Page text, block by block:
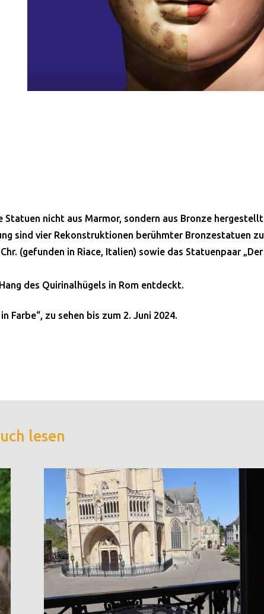
Statuen nicht aus Marmor, sondern aus Bronze hergestellt
sind vier Rekonstruktionen berühmter Bronzestatuen zu
(gefunden in Riace, Italien) sowie das Statuenpaar „Der
des Quirinalhügels in Rom entdeckt.
Farbe“, zu sehen bis zum 2. Juni 2024.
lesen